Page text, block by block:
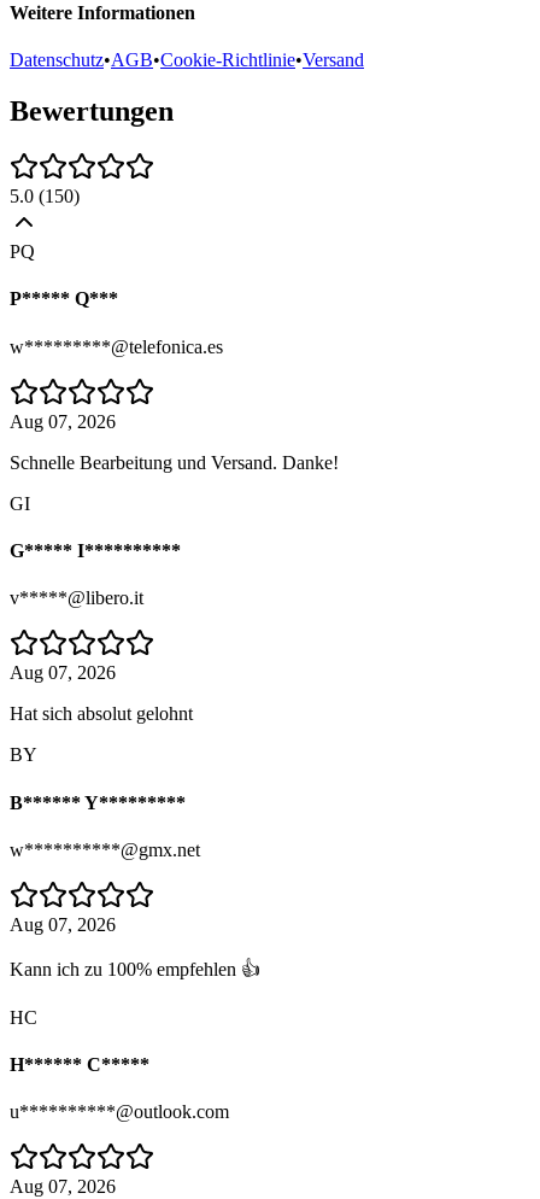
Weitere Informationen
Datenschutz•AGB•Cookie-Richtlinie•Versand
Bewertungen
5.0 (150)
PQ
P***** Q***
w*********@telefonica.es
Aug 07, 2026
Schnelle Bearbeitung und Versand. Danke!
GI
G***** I**********
v*****@libero.it
Aug 07, 2026
Hat sich absolut gelohnt
BY
B****** Y*********
w**********@gmx.net
Aug 07, 2026
Kann ich zu 100% empfehlen 👍
HC
H****** C*****
u**********@outlook.com
Aug 07, 2026